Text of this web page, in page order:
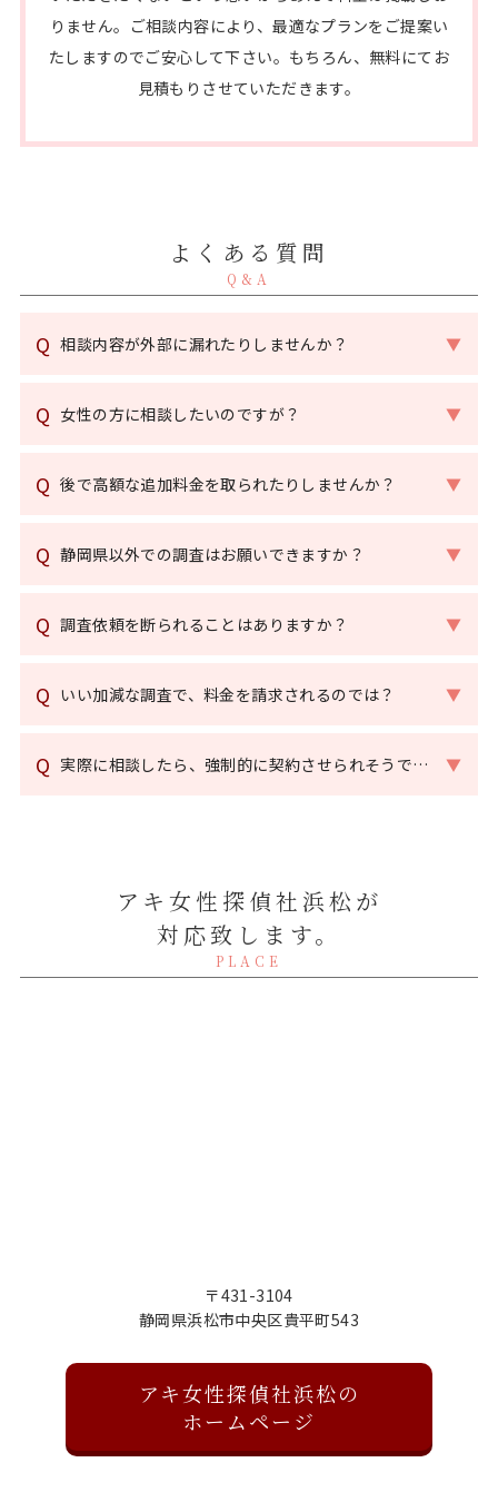
りません。 ご相談内容により、最適なプランをご提案い
たしますのでご安心して下さい。 もちろん、無料にてお
見積もりさせていただきます。
よくある質問
Q&A
Q 相談内容が外部に漏れたりしませんか？ ▼
Q 女性の方に相談したいのですが？ ▼
Q 後で高額な追加料金を取られたりしませんか？ ▼
Q 静岡県以外での調査はお願いできますか？ ▼
Q 調査依頼を断られることはありますか？ ▼
Q いい加減な調査で、料金を請求されるのでは？ ▼
Q 実際に相談したら、強制的に契約させられそうで… ▼
アキ女性探偵社浜松が
対応致します。
PLACE
〒431-3104
静岡県浜松市中央区貴平町543
アキ女性探偵社浜松の
ホームページ